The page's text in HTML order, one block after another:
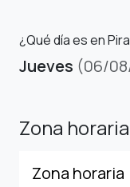
¿Qué día es en
Jueves (06/
Zona
Zona horaria